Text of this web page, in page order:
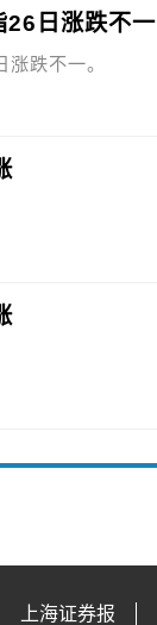
26日涨跌不一
跌不一。
上海证券报